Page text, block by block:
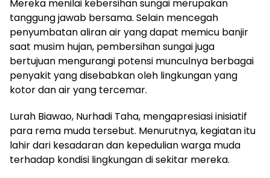
Mereka menilai kebersihan sungai merupakan
tanggung jawab bersama. Selain mencegah
penyumbatan aliran air yang dapat memicu banjir
saat musim hujan, pembersihan sungai juga
bertujuan mengurangi potensi munculnya berbagai
penyakit yang disebabkan oleh lingkungan yang
kotor dan air yang tercemar.
Lurah Biawao, Nurhadi Taha, mengapresiasi inisiatif
para rema muda tersebut. Menurutnya, kegiatan itu
lahir dari kesadaran dan kepedulian warga muda
terhadap kondisi lingkungan di sekitar mereka.